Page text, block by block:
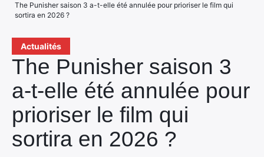
Actualités
The Punisher saison 3
a-t-elle été annulée pour
prioriser le film qui
sortira en 2026 ?
The Punisher saison 3 a-t-elle été annulée pour prioriser le film qui
sortira en 2026 ?